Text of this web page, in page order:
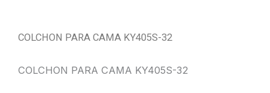
COLCHON PARA CAMA KY405S-32
COLCHON PARA CAMA KY405S-32